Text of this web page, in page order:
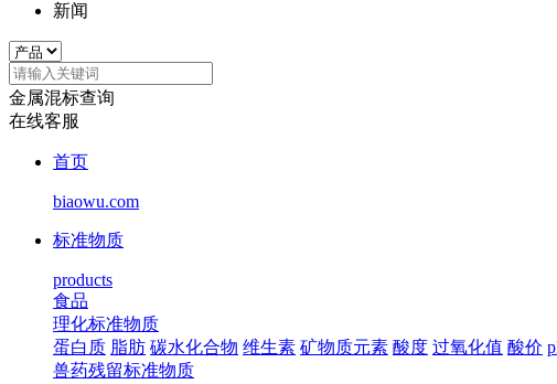
新闻
金属混标查询
在线客服
首页
biaowu.com
标准物质
products
食品
理化标准物质
蛋白质 脂肪 碳水化合物 维生素 矿物质元素 酸度 过氧化值 酸价
兽药残留标准物质